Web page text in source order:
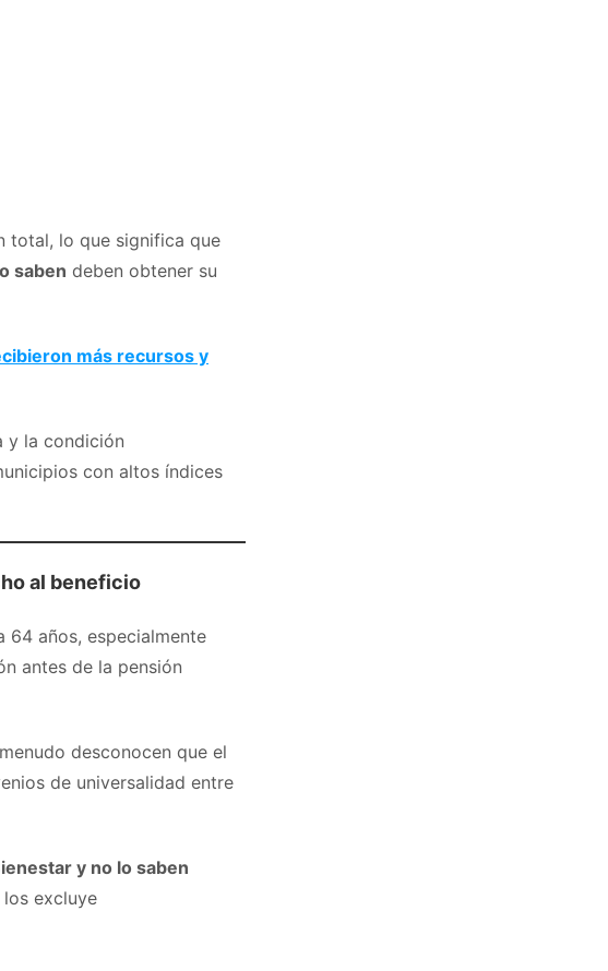
total, lo que significa que
saben deben obtener su
más recursos y
y la condición
con altos índices
al beneficio
años, especialmente
antes de la pensión
desconocen que el
de universalidad entre
y no lo saben
excluye